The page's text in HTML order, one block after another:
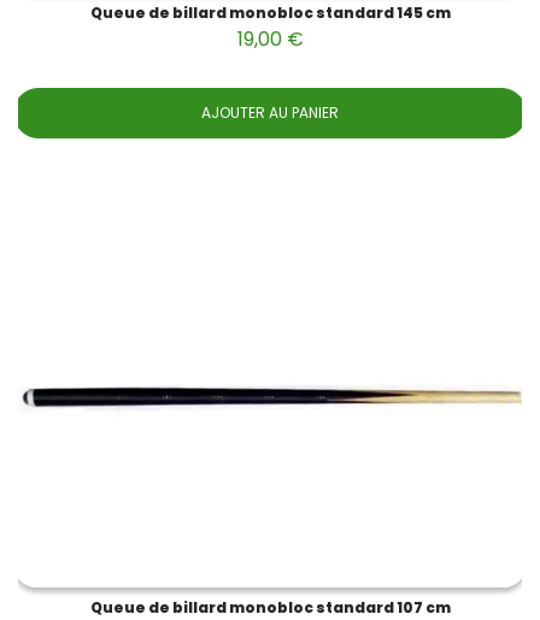
Queue de billard monobloc standard 145 cm
19,00 €
AJOUTER AU PANIER
Queue de billard monobloc standard 107 cm